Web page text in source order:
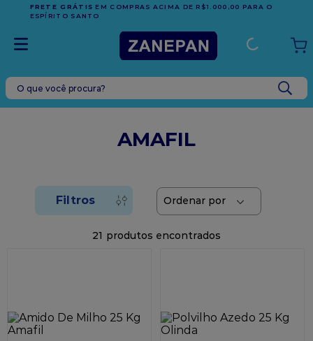
FRETE GRÁTIS EM COMPRAS ACIMA DE R$1.000,00 PARA O
ESPÍRITO SANTO
O que você procura?
AMAFIL
21
TERMOS MAIS BUSCADOS
top harald
vabene
9º
caixa kraft